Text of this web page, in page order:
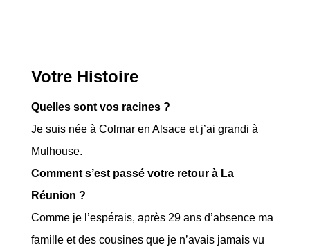
Votre Histoire
Quelles sont vos racines ?
Je suis née à Colmar en Alsace et j’ai grandi à
Mulhouse.
Comment s’est passé votre retour à La
Réunion ?
Comme je l’espérais, après 29 ans d’absence ma
famille et des cousines que je n’avais jamais vu